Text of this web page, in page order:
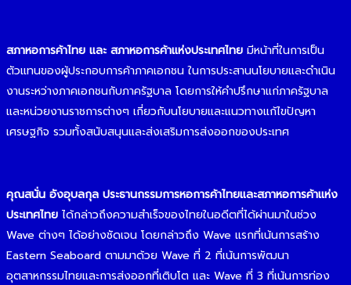
สภาหอการค้าไทย และ สภาหอการค้าแห่งประเทศไทย มีหน้าที่ในการเป็น
ตัวแทนของผู้ประกอบการค้าภาคเอกชน ในการประสานนโยบายและดำเนิน
งานระหว่างภาคเอกชนกับภาครัฐบาล โดยการให้คำปรึกษาแก่ภาครัฐบาล
และหน่วยงานราชการต่างๆ เกี่ยวกับนโยบายและแนวทางแก้ไขปัญหา
เศรษฐกิจ รวมทั้งสนับสนุนและส่งเสริมการส่งออกของประเทศ
คุณสนั่น อังอุบลกุล ประธานกรรมการหอการค้าไทยและสภาหอการค้าแห่ง
ประเทศไทย ได้กล่าวถึงความสำเร็จของไทยในอดีตที่ได้ผ่านมาในช่วง
Wave ต่างๆ ได้อย่างชัดเจน โดยกล่าวถึง Wave แรกที่เน้นการสร้าง
Eastern Seaboard ตามมาด้วย Wave ที่ 2 ที่เน้นการพัฒนา
อุตสาหกรรมไทยและการส่งออกที่เติบโต และ Wave ที่ 3 ที่เน้นการท่อง